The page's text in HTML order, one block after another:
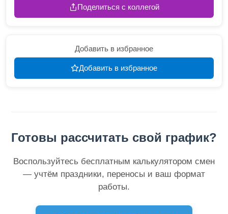
Поделиться с коллегой
Добавить в избранное
Добавить в избранное
Готовы рассчитать свой график?
Воспользуйтесь бесплатным калькулятором смен
— учтём праздники, переносы и ваш формат
работы.